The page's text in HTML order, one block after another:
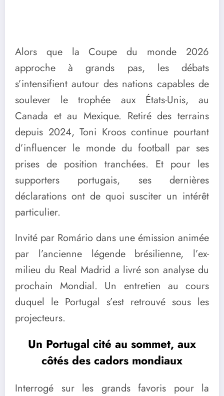
Alors que la Coupe du monde 2026
approche à grands pas, les débats
s’intensifient autour des nations capables de
soulever le trophée aux États-Unis, au
Canada et au Mexique. Retiré des terrains
depuis 2024, Toni Kroos continue pourtant
d’influencer le monde du football par ses
prises de position tranchées. Et pour les
supporters portugais, ses dernières
déclarations ont de quoi susciter un intérêt
particulier.
Invité par Romário dans une émission animée
par l’ancienne légende brésilienne, l’ex-
milieu du Real Madrid a livré son analyse du
prochain Mondial. Un entretien au cours
duquel le Portugal s’est retrouvé sous les
projecteurs.
Un Portugal cité au sommet, aux
côtés des cadors mondiaux
Interrogé sur les grands favoris pour la